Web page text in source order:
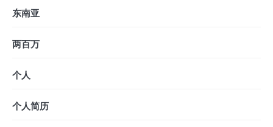
东南亚
两百万
个人
个人简历